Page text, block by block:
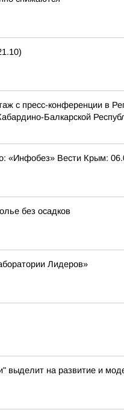
с пресс-конференции в
Балкарской
«Инфобез» Вести Крым:
без осадков
Лидеров»
на развитие и